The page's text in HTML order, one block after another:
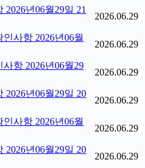
년06월29일 21
2026.06.29
사항 2026년06월
2026.06.29
항 2026년06월29
2026.06.29
년06월29일 20
2026.06.29
사항 2026년06월
2026.06.29
년06월29일 20
2026.06.29